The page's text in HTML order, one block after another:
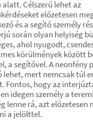
Célszerű lehet az
előzetesen
és a segítő személy
során olyan helyiség
ahol nyugodt,
körülmények között
a segítővel. A neonfény
lehet, mert nemcsak túl
Fontos, hogy az
idegen személy a
lenne rá, azt előzetesen
a jelölttel.